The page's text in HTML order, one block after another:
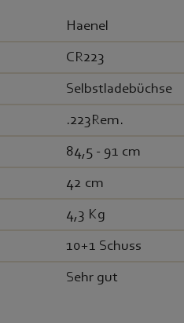
Haenel
CR223
Selbstladebüchse
.223Rem.
84,5 - 91 cm
42 cm
4,3 Kg
10+1 Schuss
Sehr gut